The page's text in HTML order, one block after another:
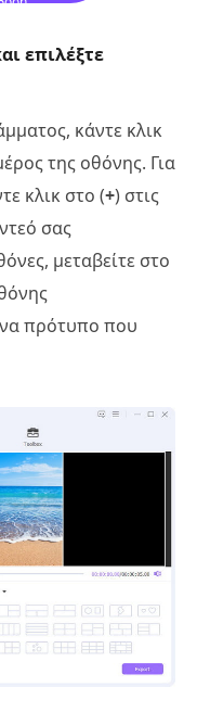
επιλέξτε
κάντε κλικ
της οθόνης. Για
κλικ στο (+) στις
σας
μεταβείτε στο
πρότυπο που